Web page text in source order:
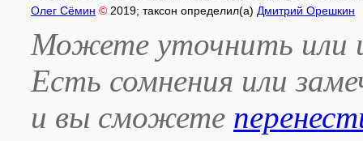
Олег Сёмин © 2019; таксон определил(а) Дмитрий Орешкин
Можете уточнить или
Есть сомнения или
и вы сможете